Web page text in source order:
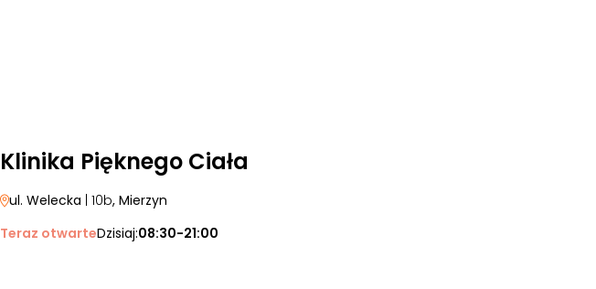
Klinika Pięknego Ciała
ul. Welecka | 10b, Mierzyn
Teraz otwarteDzisiaj:08:30-21:00